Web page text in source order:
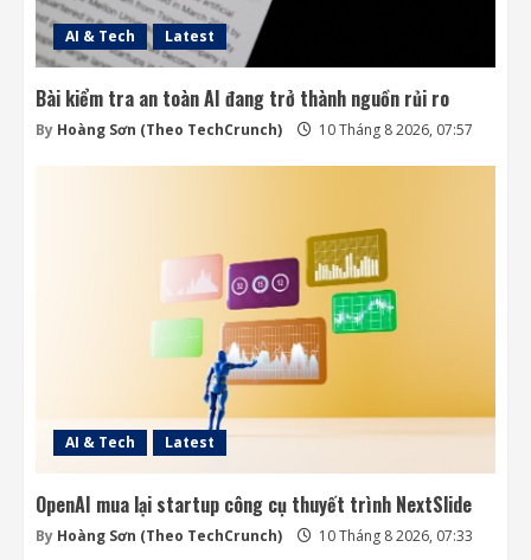
AI & Tech Latest
Bài kiểm tra an toàn AI đang trở thành nguồn rủi ro
By Hoàng Sơn (Theo TechCrunch) 10 Tháng 8 2026, 07:57
AI & Tech Latest
OpenAI mua lại startup công cụ thuyết trình NextSlide
By Hoàng Sơn (Theo TechCrunch) 10 Tháng 8 2026, 07:33